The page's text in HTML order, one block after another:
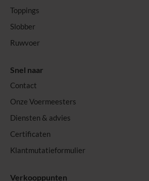
Toppings
Slobber
Ruwvoer
Snel naar
Contact
Onze Voermeesters
Diensten & advies
Certificaten
Klantmutatieformulier
Verkooppunten